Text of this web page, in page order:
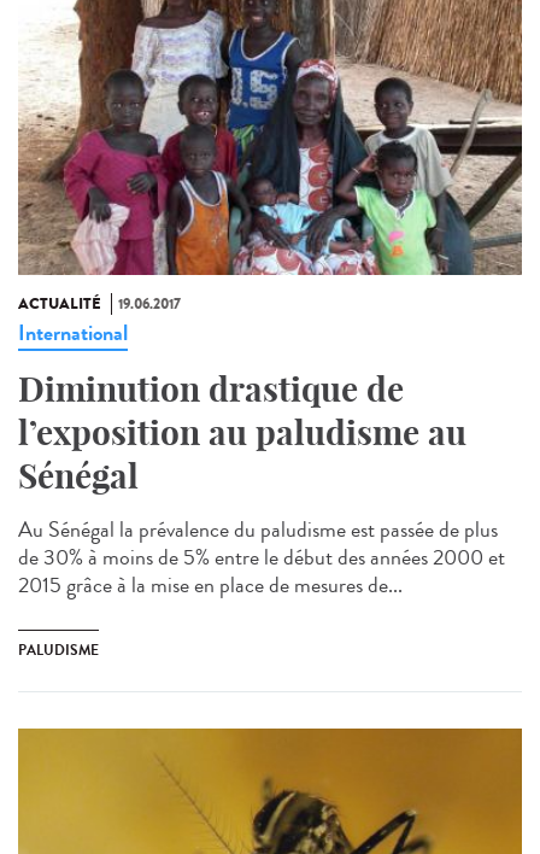
ACTUALITÉ 19.06.2017
International
Diminution drastique de
l’exposition au paludisme au
Sénégal
Au Sénégal la prévalence du paludisme est passée de plus
de 30% à moins de 5% entre le début des années 2000 et
2015 grâce à la mise en place de mesures de...
PALUDISME